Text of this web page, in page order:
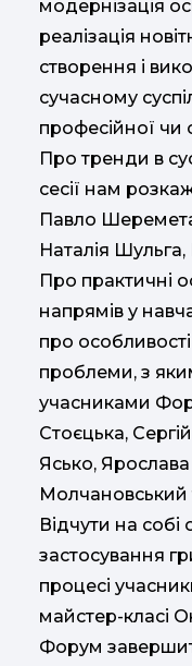
модернізація
реалізація
створення і
сучасному
професійної чи
Про тренди в
сесії нам
Павло
Наталія Шульга,
Про практичні
напрямів у
про
проблеми, з
учасниками
Стоєцька,
Ясько, Ярослава
Молчановський
Відчути на собі
застосування
процесі
майстер-класі
Форум